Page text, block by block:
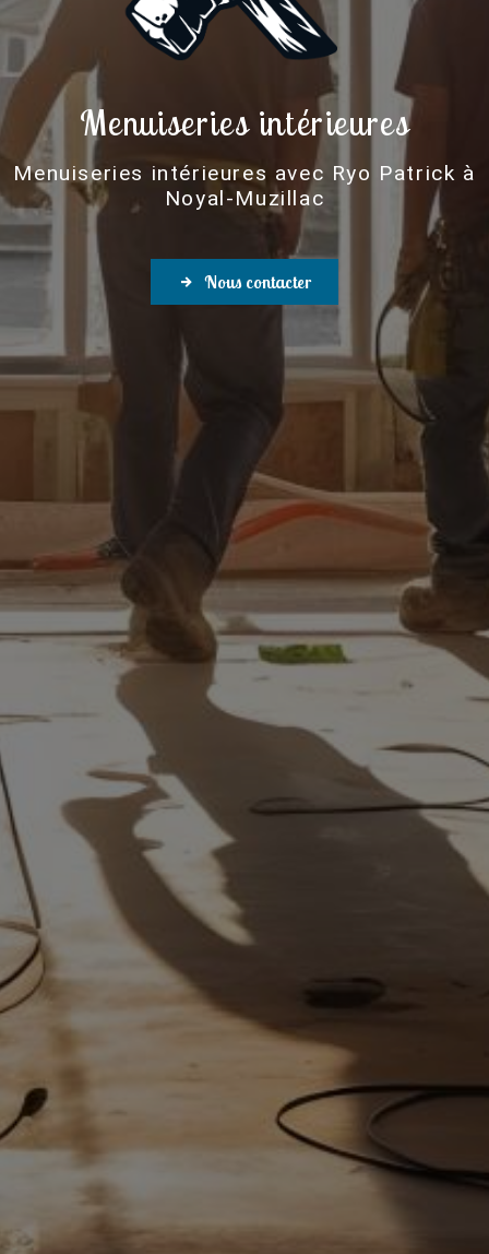
Menuiseries intérieures
Menuiseries intérieures avec Ryo Patrick à
Noyal-Muzillac
Nous contacter